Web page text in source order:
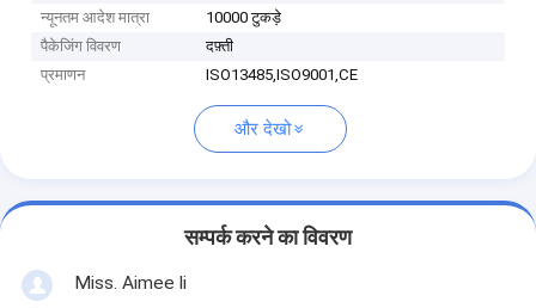
न्यूनतम आदेश मात्रा
10000 टुकड़े
पैकेजिंग विवरण
दफ़्ती
प्रमाणन
ISO13485,ISO9001,CE
और देखो
सम्पर्क करने का विवरण
Miss. Aimee li